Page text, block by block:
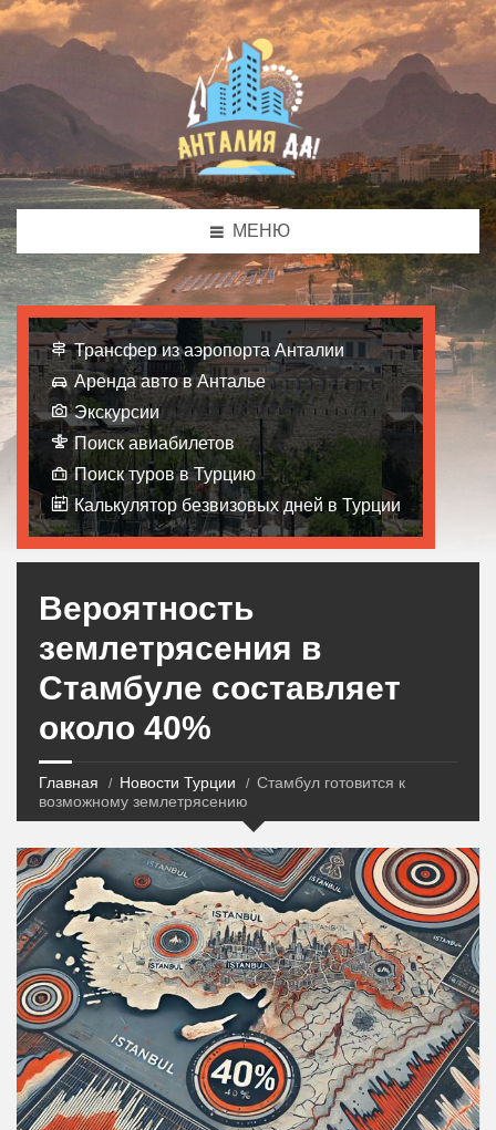
МЕНЮ
Трансфер из аэропорта Анталии
Аренда авто в Анталье
Экскурсии
Поиск авиабилетов
Поиск туров в Турцию
Калькулятор безвизовых дней в Турции
Вероятность
землетрясения в
Стамбуле составляет
около 40%
Главная Новости Турции
Стамбул готовится к
возможному землетрясению